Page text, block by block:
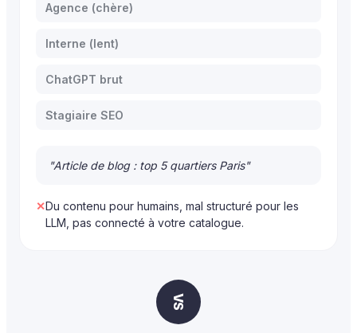
Agence (chère)
Interne (lent)
ChatGPT brut
Stagiaire SEO
"Article de blog : top 5 quartiers Paris"
✕Du contenu pour humains, mal structuré pour les
LLM, pas connecté à votre catalogue.
VS